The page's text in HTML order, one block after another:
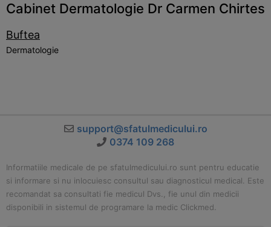
Cabinet Dermatologie Dr Carmen Chirtes
Buftea
Dermatologie
support@sfatulmedicului.ro
0374 109 268
Informatiile medicale de pe sfatulmedicului.ro sunt pentru educatie
si informare si nu inlocuiesc consultul sau diagnosticul medical. Este
recomandat sa consultati fie medicul Dvs., fie unul din medicii
disponibili in sistemul de programare la medic Clickmed.